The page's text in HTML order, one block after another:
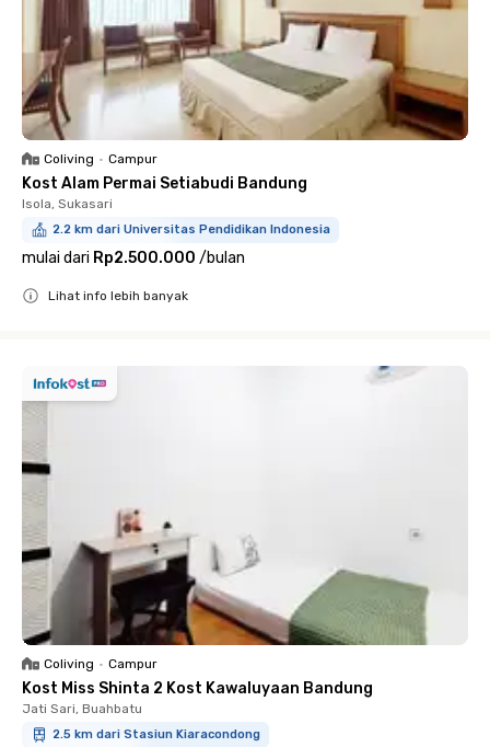
Coliving • Campur
Kost Alam Permai Setiabudi Bandung
Isola, Sukasari
2.2 km dari Universitas Pendidikan Indonesia
mulai dari Rp2.500.000 /bulan
Lihat info lebih banyak
Coliving • Campur
Kost Miss Shinta 2 Kost Kawaluyaan Bandung
Jati Sari, Buahbatu
2.5 km dari Stasiun Kiaracondong